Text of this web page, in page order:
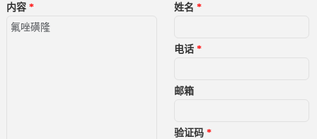
内容 * 姓名 *
电话 *
邮箱
验证码 *